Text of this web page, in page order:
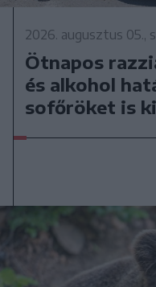
2026. augusztus 05.,
Ötnapos
és alkohol
sofőröket is